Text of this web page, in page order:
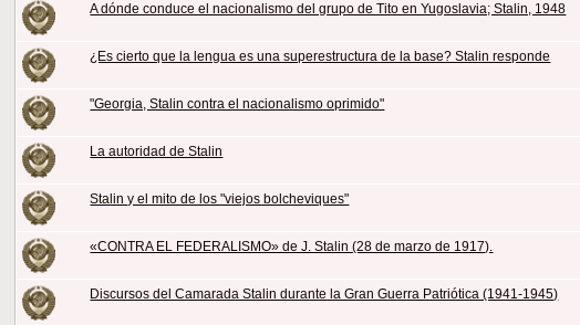
A dónde conduce el nacionalismo del grupo de Tito en Yugoslavia; Stalin, 1948
¿Es cierto que la lengua es una superestructura de la base? Stalin responde
"Georgia, Stalin contra el nacionalismo oprimido"
La autoridad de Stalin
Stalin y el mito de los "viejos bolcheviques"
«CONTRA EL FEDERALISMO» de J. Stalin (28 de marzo de 1917).
Discursos del Camarada Stalin durante la Gran Guerra Patriótica (1941-1945)